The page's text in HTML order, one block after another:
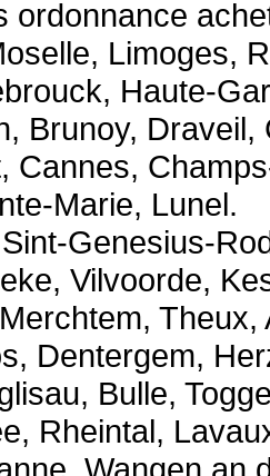
ordonnance
Limoges,
Haute-
Brunoy,
Cannes,
Marie, Lunel.
Genesius-
Vilvoorde,
Dentergem,
Bulle,
Rheintal,